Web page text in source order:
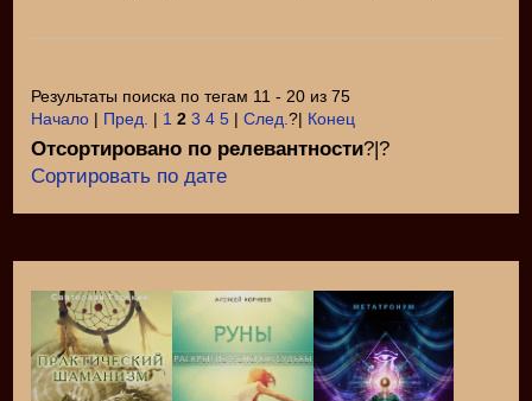
Результаты поиска по тегам 11 - 20 из 75
Начало | Пред. | 1 2 3 4 5 |След.?| Конец
Отсортировано по релевантности?|?
Сортировать по дате